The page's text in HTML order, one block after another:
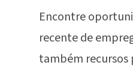
Encontre
recente de
também recursos